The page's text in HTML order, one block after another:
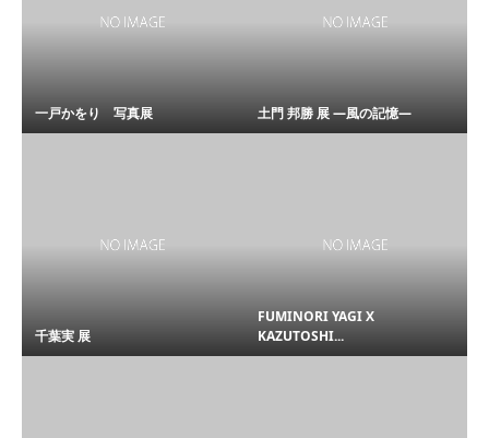
一戸かをり 写真展 土門 邦勝 展 ―風の記憶―
千葉実 展
FUMINORI YAGI X
KAZUTOSHI...